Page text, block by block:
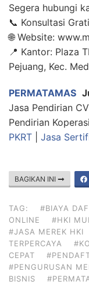
Segera hubungi
📞 Konsultasi
🌐 Website:
📍 Kantor: Plaza
Pejuang, Kec.
PERMATAMAS
Jasa Pendirian
Pendirian
PKRT
Jasa
BAGIKAN INI
TAG: #BIAYA
ONLINE
#HKI
#JASA MEREK HKI
TERPERCAYA
CEPAT
#PENGURUSAN
BISNIS